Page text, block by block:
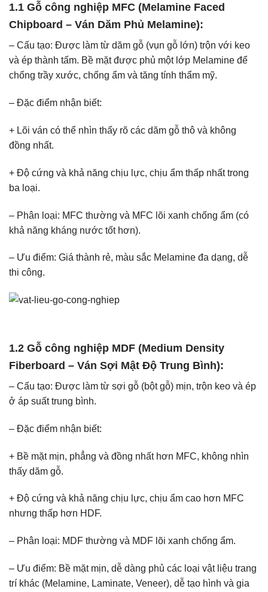
1.1 Gỗ công nghiệp MFC (Melamine Faced
Chipboard – Ván Dăm Phủ Melamine):
– Cấu tạo: Được làm từ dăm gỗ (vụn gỗ lớn) trộn với keo
và ép thành tấm. Bề mặt được phủ một lớp Melamine để
chống trầy xước, chống ẩm và tăng tính thẩm mỹ.
– Đặc điểm nhận biết:
+ Lõi ván có thể nhìn thấy rõ các dăm gỗ thô và không
đồng nhất.
+ Độ cứng và khả năng chịu lực, chịu ẩm thấp nhất trong
ba loại.
– Phân loại: MFC thường và MFC lõi xanh chống ẩm (có
khả năng kháng nước tốt hơn).
– Ưu điểm: Giá thành rẻ, màu sắc Melamine đa dạng, dễ
thi công.
1.2 Gỗ công nghiệp MDF (Medium Density
Fiberboard – Ván Sợi Mật Độ Trung Bình):
– Cấu tạo: Được làm từ sợi gỗ (bột gỗ) mịn, trộn keo và ép
ở áp suất trung bình.
– Đặc điểm nhận biết:
+ Bề mặt mịn, phẳng và đồng nhất hơn MFC, không nhìn
thấy dăm gỗ.
+ Độ cứng và khả năng chịu lực, chịu ẩm cao hơn MFC
nhưng thấp hơn HDF.
– Phân loại: MDF thường và MDF lõi xanh chống ẩm.
– Ưu điểm: Bề mặt mịn, dễ dàng phủ các loại vật liệu trang
trí khác (Melamine, Laminate, Veneer), dễ tạo hình và gia